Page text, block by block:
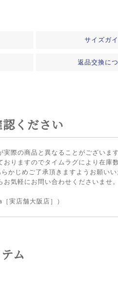
サイズガ
返品交換に
ください
際の商品と異なることがございます
りますのでタイムラグにより在庫
かじめご了承頂きますようお願いい
気軽にお問い合わせくださいませ。
実店舗大阪店］）
ム